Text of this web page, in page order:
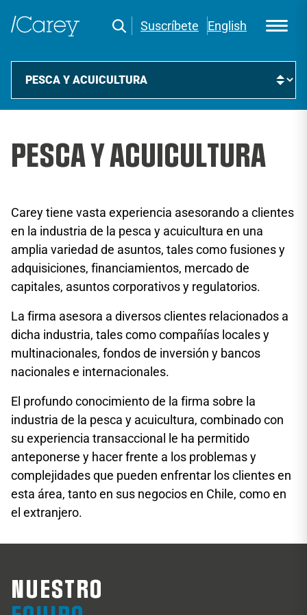
Suscríbete English
PESCA Y ACUICULTURA
Carey tiene vasta experiencia asesorando a clientes
en la industria de la pesca y acuicultura en una
amplia variedad de asuntos, tales como fusiones y
adquisiciones, financiamientos, mercado de
capitales, asuntos corporativos y regulatorios.
La firma asesora a diversos clientes relacionados a
dicha industria, tales como compañías locales y
multinacionales, fondos de inversión y bancos
nacionales e internacionales.
El profundo conocimiento de la firma sobre la
industria de la pesca y acuicultura, combinado con
su experiencia transaccional le ha permitido
anteponerse y hacer frente a los problemas y
complejidades que pueden enfrentar los clientes en
esta área, tanto en sus negocios en Chile, como en
el extranjero.
NUESTRO
Pablo Iacobelli